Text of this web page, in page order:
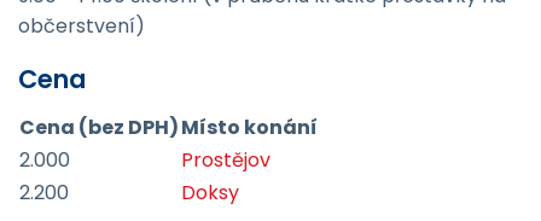
občerstvení)
Cena
Cena (bez DPH)Místo konání
2.000
Prostějov
2.200
Doksy